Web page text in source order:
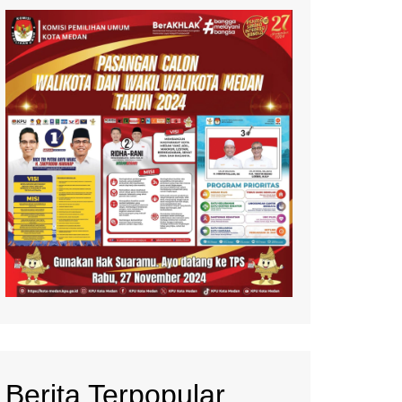
Berita Terpopular